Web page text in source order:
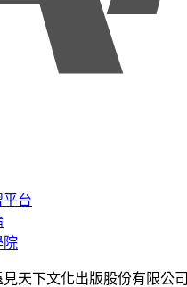
平台
院
見天下文化出版股份有限公司